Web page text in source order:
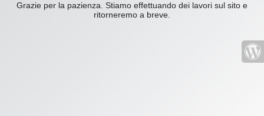
Grazie per la pazienza. Stiamo effettuando dei lavori sul sito e
ritorneremo a breve.